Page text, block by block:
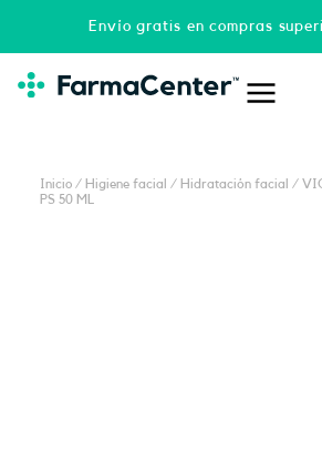
Envío gratis en compras
Inicio / Higiene facial / Hidratación facial
/
PS 50 ML